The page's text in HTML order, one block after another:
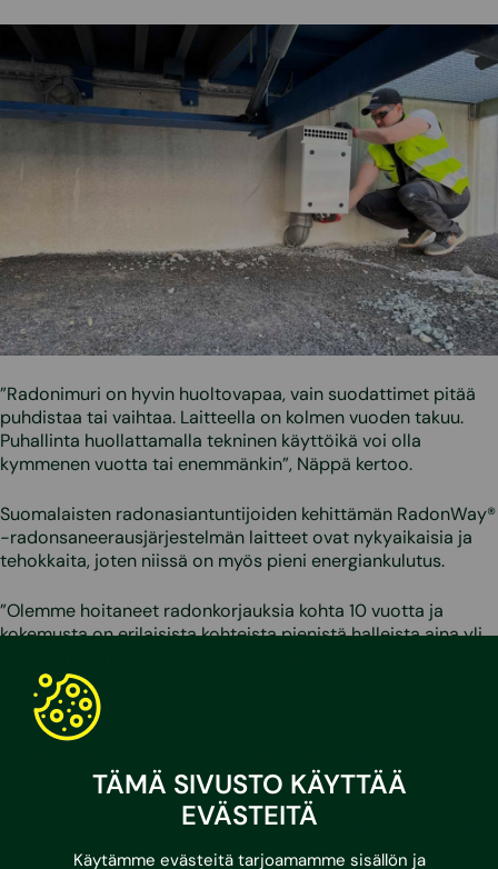
TÄMÄ SIVUSTO KÄYTTÄÄ
EVÄSTEITÄ
Käytämme evästeitä tarjoamamme sisällön ja
”Radonimuri on hyvin huoltovapaa, vain suodattimet pitää
puhdistaa tai vaihtaa. Laitteella on kolmen vuoden takuu.
Puhallinta huollattamalla tekninen käyttöikä voi olla
kymmenen vuotta tai enemmänkin”, Näppä kertoo.
Suomalaisten radonasiantuntijoiden kehittämän RadonWay®
-radonsaneerausjärjestelmän laitteet ovat nykyaikaisia ja
tehokkaita, joten niissä on myös pieni energiankulutus.
”Olemme hoitaneet radonkorjauksia kohta 10 vuotta ja
kokemusta on erilaisista kohteista pienistä halleista aina yli
ratkaisemme kiinteistösi radonhaasteet”, Mikko Näppä
sanoo.
Liittyvät palvelut
Radonmittaus- ja korjaus taloyhtiöille ja isoille kiinteistöille